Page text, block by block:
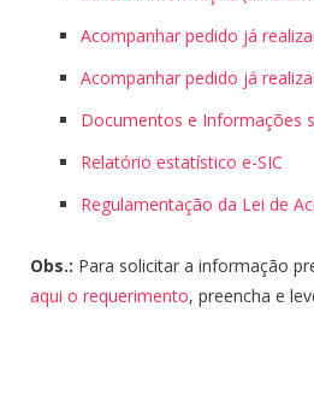
Acompanhar pedido já
Acompanhar pedido já
Documentos e Informações
Relatório estatístico e-SIC
Regulamentação da Lei de
Obs.: Para solicitar a informação
aqui o requerimento, preencha e